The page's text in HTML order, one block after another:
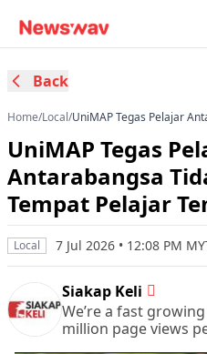
Back
Home/Local/UniMAP Tegas Pelajar
UniMAP Tegas
Antarabangsa
Tempat Pelajar
Local 7 Jul 2026 • 12:08 PM
Siakap Keli
We’re a fast
million page views